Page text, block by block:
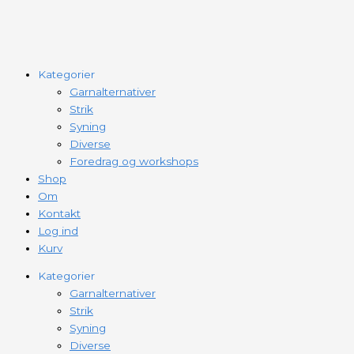
Kategorier
Garnalternativer
Strik
Syning
Diverse
Foredrag og workshops
Shop
Om
Kontakt
Log ind
Kurv
Kategorier
Garnalternativer
Strik
Syning
Diverse